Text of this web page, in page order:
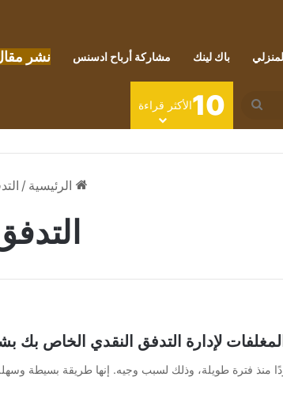
باك لينك مشاركة أرباح ادسنس نشر
بحث
عن
10الأكثر قراءة
الرئيسية /